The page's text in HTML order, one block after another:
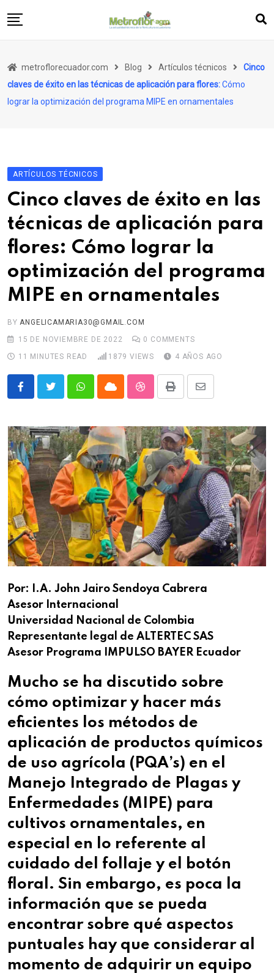
to
Entrevistas
Metronotas
metroflorecuador.com Blog Artículos técnicos
Cinco
claves de éxito en las técnicas de aplicación para flores:Cómo
lograr la optimización del programa MIPE en ornamentales
ARTÍCULOS TÉCNICOS
Cinco claves de éxito en las
técnicas de aplicación para
flores: Cómo lograr la
optimización del programa
MIPE en ornamentales
BYANGELICAMARIA30@GMAIL.COM
15 DE NOVIEMBRE DE 2022
0 COMMENTS
11 MINUTES READ
1879 VIEWS 4 AÑOS AGO
WhatsappCloud StumbleUpon
Print
Share
Email
Por:
I.A. John Jairo Sendoya Cabrera
Asesor Internacional
Universidad Nacional de Colombia
Representante legal de ALTERTEC SAS
Asesor Programa IMPULSO BAYER Ecuador
Mucho se ha discutido sobre
cómo optimizar y hacer más
eficientes los métodos de
aplicación de productos químicos
de uso agrícola (PQA’s) en el
Manejo Integrado de Plagas y
Enfermedades (MIPE) para
cultivos ornamentales, en
especial en lo referente al
cuidado del follaje y el botón
floral. Sin embargo, es poca la
información que se pueda
encontrar sobre qué aspectos
puntuales hay que considerar al
momento de adquirir un equipo